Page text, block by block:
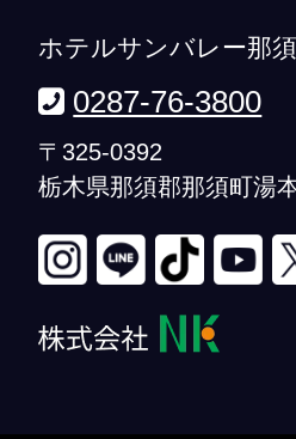
ホテルサンバレー那須
0287-76-3800
〒325-0392
栃木県那須郡那須町湯